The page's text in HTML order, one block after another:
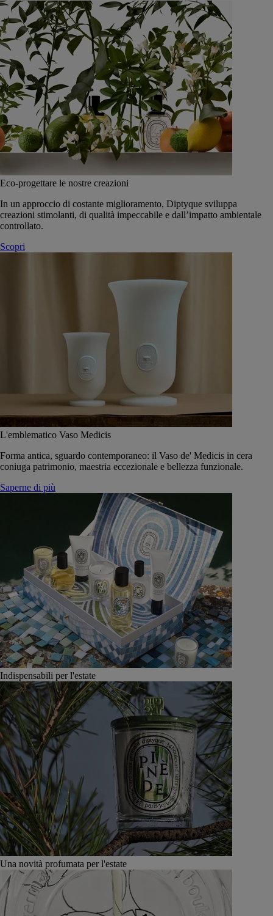
Eco-progettare le nostre creazioni
In un approccio di costante miglioramento, Diptyque sviluppa
creazioni stimolanti, di qualità impeccabile e dall’impatto ambientale
controllato.
Scopri
L'emblematico Vaso Medicis
Forma antica, sguardo contemporaneo: il Vaso de' Medicis in cera
coniuga patrimonio, maestria eccezionale e bellezza funzionale.
Saperne di più
Indispensabili per l'estate
Una novità profumata per l'estate